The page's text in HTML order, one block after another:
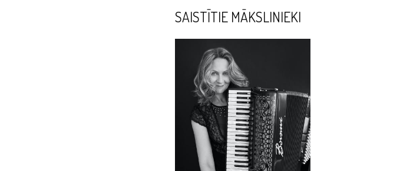
SAISTĪTIE MĀKSLINIEKI